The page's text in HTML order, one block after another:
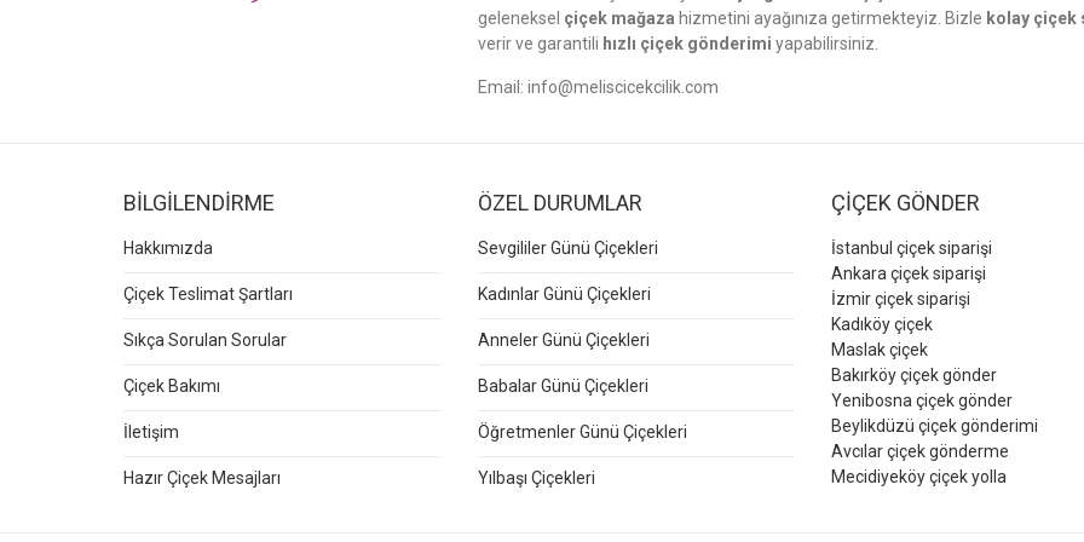
geleneksel çiçek mağaza hizmetini ayağınıza getirmekteyiz. Bizle kolay çiçek
verir ve garantili hızlı çiçek gönderimi yapabilirsiniz.
Email: info@meliscicekcilik.com
BİLGİLENDİRME
Hakkımızda
Çiçek Teslimat Şartları
Sıkça Sorulan Sorular
Çiçek Bakımı
İletişim
Hazır Çiçek Mesajları
ÖZEL DURUMLAR
Sevgililer Günü Çiçekleri
Kadınlar Günü Çiçekleri
Anneler Günü Çiçekleri
Babalar Günü Çiçekleri
Öğretmenler Günü Çiçekleri
Yılbaşı Çiçekleri
ÇİÇEK GÖNDER
İstanbul çiçek siparişi
Ankara çiçek siparişi
İzmir çiçek siparişi
Kadıköy çiçek
Maslak çiçek
Bakırköy çiçek gönder
Yenibosna çiçek gönder
Beylikdüzü çiçek gönderimi
Avcılar çiçek gönderme
Mecidiyeköy çiçek yolla